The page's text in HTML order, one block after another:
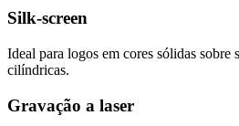
Silk-screen
Ideal para logos em cores sólidas sobre
cilíndricas.
Gravação a laser